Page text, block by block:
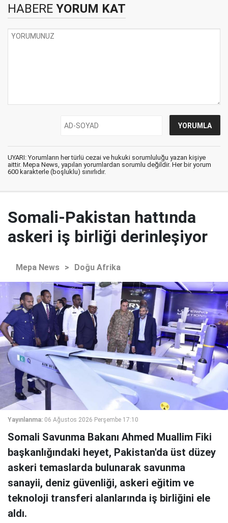
HABERE YORUM KAT
UYARI: Yorumların her türlü cezai ve hukuki sorumluluğu yazan kişiye
aittir. Mepa News, yapılan yorumlardan sorumlu değildir. Her bir yorum
600 karakterle (boşluklu) sınırlıdır.
Somali-Pakistan hattında
askeri iş birliği derinleşiyor
Mepa News > Doğu Afrika
Yayınlanma: 06 Ağustos 2026 Perşembe 17:10
Somali Savunma Bakanı Ahmed Muallim Fiki
başkanlığındaki heyet, Pakistan'da üst düzey
askeri temaslarda bulunarak savunma
sanayii, deniz güvenliği, askeri eğitim ve
teknoloji transferi alanlarında iş birliğini ele
aldı.